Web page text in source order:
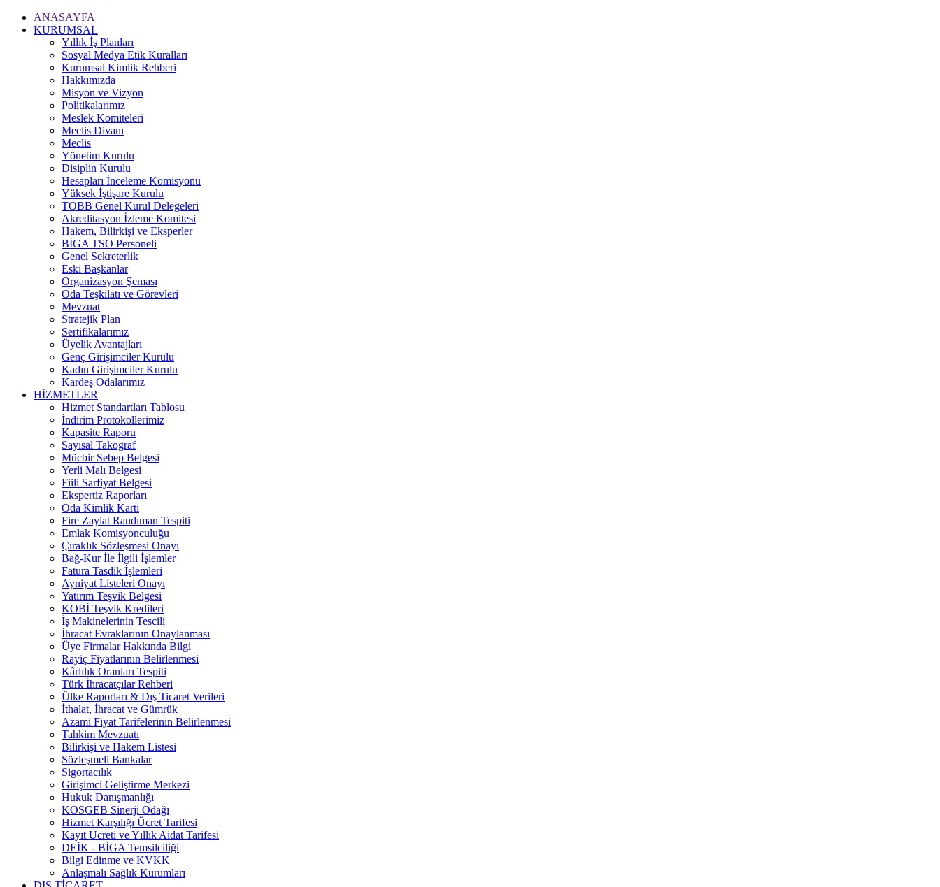
ANASAYFA
KURUMSAL
Yıllık İş Planları
Sosyal Medya Etik Kuralları
Kurumsal Kimlik Rehberi
Hakkımızda
Misyon ve Vizyon
Politikalarımız
Meslek Komiteleri
Meclis Divanı
Meclis
Yönetim Kurulu
Disiplin Kurulu
Hesapları İnceleme Komisyonu
Yüksek İştişare Kurulu
TOBB Genel Kurul Delegeleri
Akreditasyon İzleme Komitesi
Hakem, Bilirkişi ve Eksperler
BİGA TSO Personeli
Genel Sekreterlik
Eski Başkanlar
Organizasyon Şeması
Oda Teşkilatı ve Görevleri
Mevzuat
Stratejik Plan
Sertifikalarımız
Üyelik Avantajları
Genç Girişimciler Kurulu
Kadın Girişimciler Kurulu
Kardeş Odalarımız
HİZMETLER
Hizmet Standartları Tablosu
İndirim Protokollerimiz
Kapasite Raporu
Sayısal Takograf
Mücbir Sebep Belgesi
Yerli Malı Belgesi
Fiili Sarfiyat Belgesi
Ekspertiz Raporları
Oda Kimlik Kartı
Fire Zayiat Randıman Tespiti
Emlak Komisyonculuğu
Çıraklık Sözleşmesi Onayı
Bağ-Kur İle İlgili İşlemler
Fatura Tasdik İşlemleri
Ayniyat Listeleri Onayı
Yatırım Teşvik Belgesi
KOBİ Teşvik Kredileri
İş Makinelerinin Tescili
İhracat Evraklarının Onaylanması
Üye Firmalar Hakkında Bilgi
Rayiç Fiyatlarının Belirlenmesi
Kârlılık Oranları Tespiti
Türk İhracatçılar Rehberi
Ülke Raporları & Dış Ticaret Verileri
İthalat, İhracat ve Gümrük
Azami Fiyat Tarifelerinin Belirlenmesi
Tahkim Mevzuatı
Bilirkişi ve Hakem Listesi
Sözleşmeli Bankalar
Sigortacılık
Girişimci Geliştirme Merkezi
Hukuk Danışmanlığı
KOSGEB Sinerji Odağı
Hizmet Karşılığı Ücret Tarifesi
Kayıt Ücreti ve Yıllık Aidat Tarifesi
DEİK - BİGA Temsilciliği
Bilgi Edinme ve KVKK
Anlaşmalı Sağlık Kurumları